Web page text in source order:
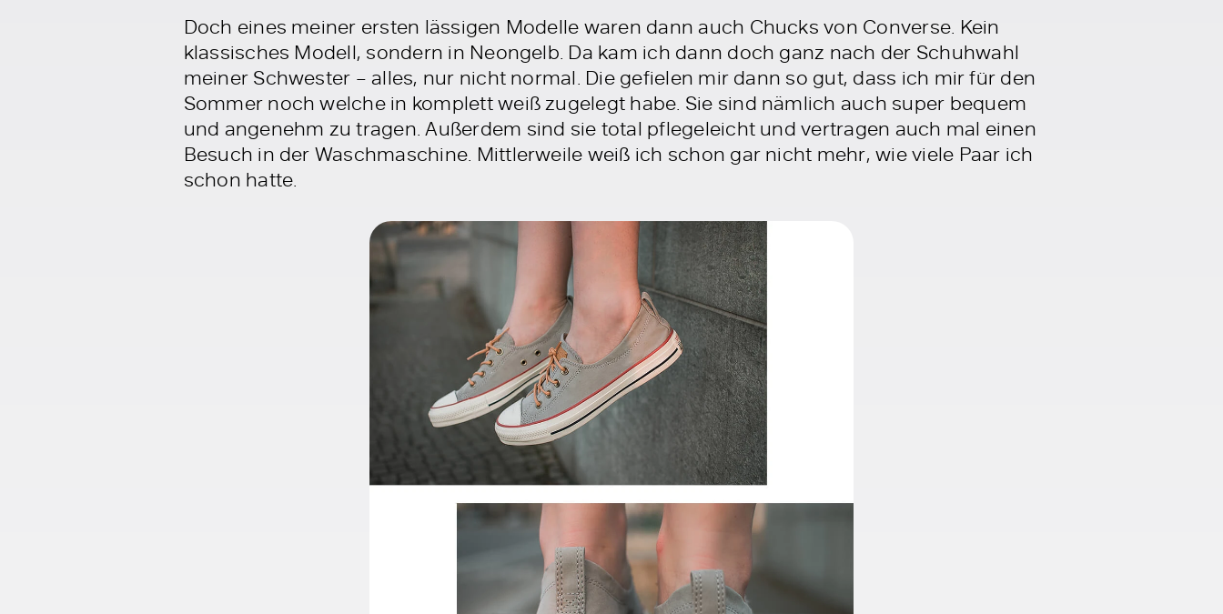
Doch eines meiner ersten lässigen Modelle waren dann auch Chucks von Converse. Kein
klassisches Modell, sondern in Neongelb. Da kam ich dann doch ganz nach der Schuhwahl
meiner Schwester – alles, nur nicht normal. Die gefielen mir dann so gut, dass ich mir für den
Sommer noch welche in komplett weiß zugelegt habe. Sie sind nämlich auch super bequem
und angenehm zu tragen. Außerdem sind sie total pflegeleicht und vertragen auch mal einen
Besuch in der Waschmaschine. Mittlerweile weiß ich schon gar nicht mehr, wie viele Paar ich
schon hatte.